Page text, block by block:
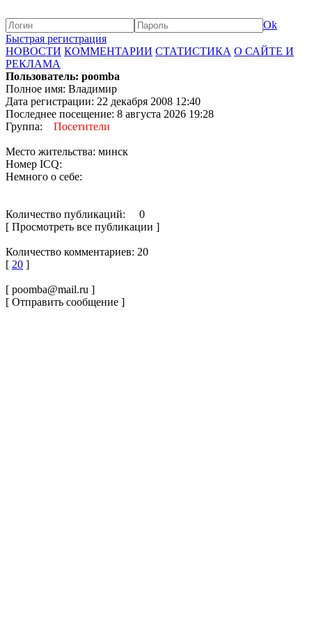
Ok
Быстрая регистрация
НОВОСТИ КОММЕНТАРИИ СТАТИСТИКА О САЙТЕ И
РЕКЛАМА
Пользователь: poomba
Полное имя: Владимир
Дата регистрации: 22 декабря 2008 12:40
Последнее посещение: 8 августа 2026 19:28
Группа: Посетители
Место жительства: минск
Номер ICQ:
Немного о себе:
Количество публикаций: 0
[ Просмотреть все публикации ]
Количество комментариев: 20
[ 20 ]
[ poomba@mail.ru ]
[ Отправить сообщение ]